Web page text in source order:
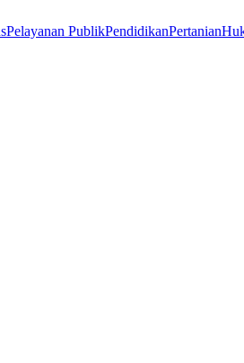
Pelayanan PublikPendidikanPertanian